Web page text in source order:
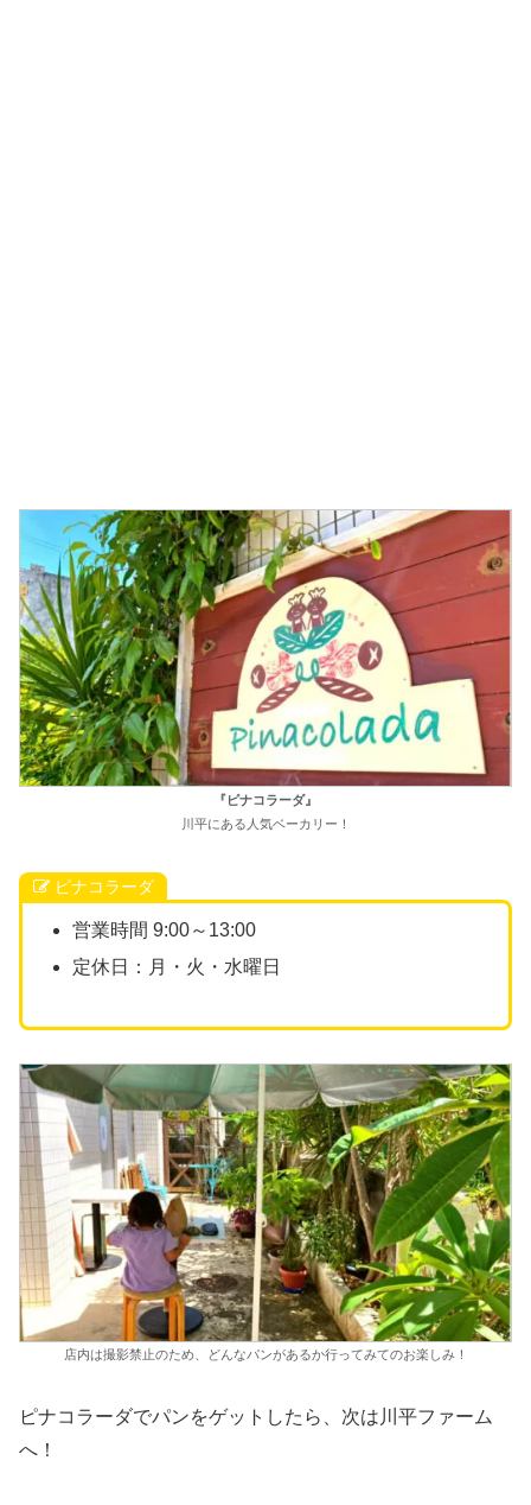
『ピナコラーダ』
川平にある人気ベーカリー！
ピナコラーダ
営業時間 9:00～13:00
定休日：月・火・水曜日
店内は撮影禁止のため、どんなパンがあるか行ってみてのお楽しみ！
ピナコラーダでパンをゲットしたら、次は川平ファーム
へ！